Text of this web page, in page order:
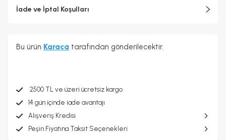
İade ve İptal Koşulları
Bu ürün Karaca tarafından gönderilecektir.
2500 TL ve üzeri ücretsiz kargo
14 gün içinde iade avantajı
Alışveriş Kredisi
Peşin Fiyatına Taksit Seçenekleri